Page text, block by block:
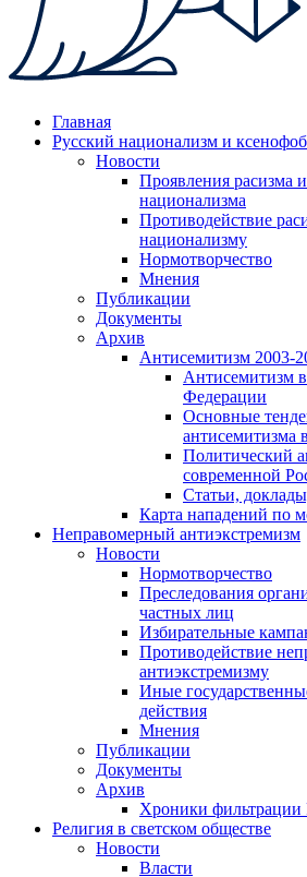
Главная
Русский национализм и
Новости
Проявления расизма
национализма
Противодействие
национализму
Нормотворчество
Мнения
Публикации
Документы
Архив
Антисемитизм 2003-
Антисемитизм
Федерации
Основные
антисемитизма
Политический
современной
Статьи,
Карта нападений по
Неправомерный антиэкстремизм
Новости
Нормотворчество
Преследования
частных лиц
Избирательные
Противодействие
антиэкстремизму
Иные
действия
Мнения
Публикации
Документы
Архив
Хроники фильтрации
Религия в светском обществе
Новости
Власти